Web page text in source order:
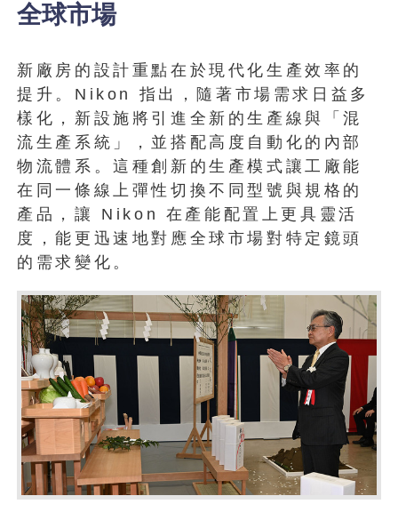
全球市場
新廠房的設計重點在於現代化生產效率的
提升。Nikon 指出，隨著市場需求日益多
樣化，新設施將引進全新的生產線與「混
流生產系統」，並搭配高度自動化的內部
物流體系。這種創新的生產模式讓工廠能
在同一條線上彈性切換不同型號與規格的
產品，讓 Nikon 在產能配置上更具靈活
度，能更迅速地對應全球市場對特定鏡頭
的需求變化。